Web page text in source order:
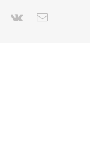
Pinterest
Vk
E-